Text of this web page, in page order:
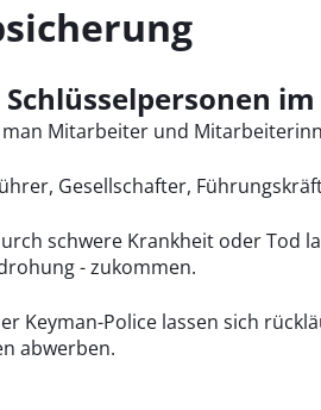
Mitarbeiter und
Gesellschafter,
schwere Krankheit oder
- zukommen.
Keyman-Police lassen sich
abwerben.